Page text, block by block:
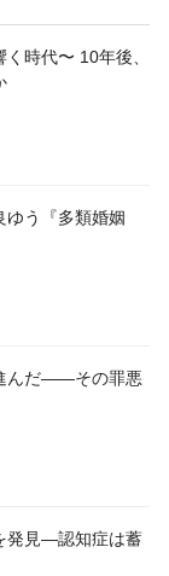
時代〜 10年後、
ゆう『多類婚姻
んだ――その罪悪
発見―認知症は蓄